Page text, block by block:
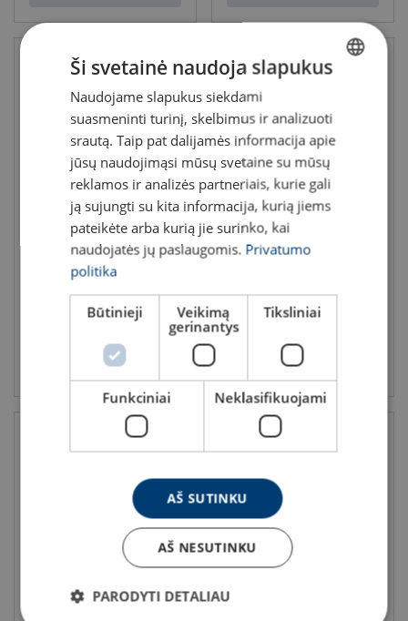
Tvirtinimo diržas POWERTEX
LC (tiesiai) daN: 1000 - 1000
Ilgis: 6 - 8 m
6,51 €
Peržiūrėti produktą
Nerūdijančio plieno
tvirtinimas
Peržiūrėti produktą
Vienkartinis tvirtinimas
Diržų kampinės apsaugos
LITHUANIAN
ENGLISH TRANSLATION
Ši svetainė naudoja slapukus
Naudojame slapukus siekdami
suasmeninti turinį, skelbimus ir analizuoti
srautą. Taip pat dalijamės informacija apie
jūsų naudojimąsi mūsų svetaine su mūsų
reklamos ir analizės partneriais, kurie gali
ją sujungti su kita informacija, kurią jiems
pateikėte arba kurią jie surinko, kai
naudojatės jų paslaugomis. Privatumo
politika
Būtinieji
Veikimą
gerinantys
Tiksliniai
Funkciniai Neklasifikuojami
AŠ SUTINKU
AŠ NESUTINKU
PARODYTI DETALIAU